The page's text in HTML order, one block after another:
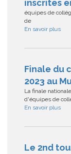
inscrites
équipes de
de
En savoir plus
Finale du
2023 au
La finale
d'équipes de
En savoir plus
Le 2nd